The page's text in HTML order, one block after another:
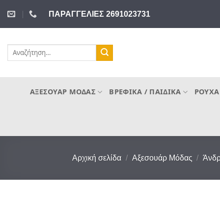
στο
περιεχόμενο
ΠΑΡΑΓΓΕΛΙΕΣ 2691023731
Αναζήτηση
ΑΞΕΣΟΥΆΡ ΜΌΔΑΣ ΒΡΕΦΙΚΆ / ΠΑΙΔΙΚΆ
Αρχική σελίδα / Αξεσουάρ Μόδας /